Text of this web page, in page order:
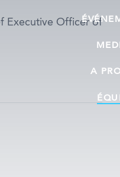
A
Executive Officer of